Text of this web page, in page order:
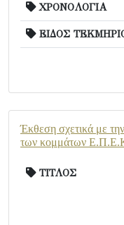
ΧΡΟΝΟΛΟΓΙΑ
ΕΙΔΟΣ
Έκθεση σχετικά με
των κομμάτων
ΤΙΤΛΟΣ